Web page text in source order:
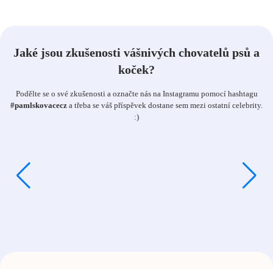
Jaké jsou zkušenosti vášnivých chovatelů psů a
koček?
Podělte se o své zkušenosti a označte nás na Instagramu pomocí hashtagu
#pamlskovacecz a třeba se váš příspěvek dostane sem mezi ostatní celebrity.
:)